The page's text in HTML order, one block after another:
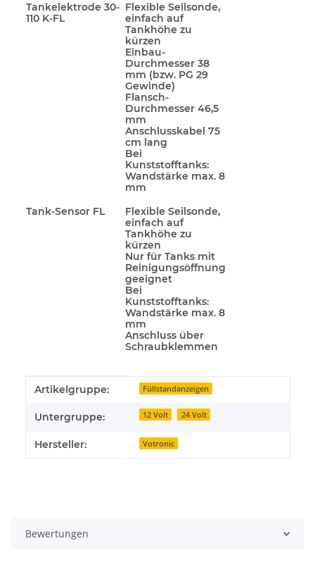
Tankelektrode 30-
110 K-FL
Flexible Seilsonde,
einfach auf
Tankhöhe zu
kürzen
Einbau-
Durchmesser 38
mm (bzw. PG 29
Gewinde)
Flansch-
Durchmesser 46,5
mm
Anschlusskabel 75
cm lang
Bei
Kunststofftanks:
Wandstärke max. 8
mm
Tank-Sensor FL
Flexible Seilsonde,
einfach auf
Tankhöhe zu
kürzen
Nur für Tanks mit
Reinigungsöffnung
geeignet
Bei
Kunststofftanks:
Wandstärke max. 8
mm
Anschluss über
Schraubklemmen
Produkteigenschaft
Wert
Artikelgruppe: Füllstandanzeigen
Untergruppe: 12 Volt 24 Volt
Hersteller: Votronic
Bewertungen